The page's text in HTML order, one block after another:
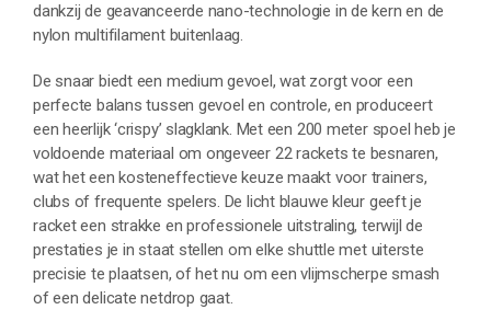
dankzij de geavanceerde nano-technologie in de kern en de
nylon multifilament buitenlaag.
De snaar biedt een medium gevoel, wat zorgt voor een
perfecte balans tussen gevoel en controle, en produceert
een heerlijk ‘crispy’ slagklank. Met een 200 meter spoel heb je
voldoende materiaal om ongeveer 22 rackets te besnaren,
wat het een kosteneffectieve keuze maakt voor trainers,
clubs of frequente spelers. De licht blauwe kleur geeft je
racket een strakke en professionele uitstraling, terwijl de
prestaties je in staat stellen om elke shuttle met uiterste
precisie te plaatsen, of het nu om een vlijmscherpe smash
of een delicate netdrop gaat.